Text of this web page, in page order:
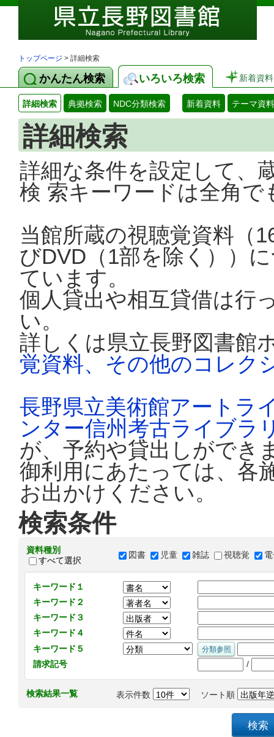
トップページ > 詳細検索
かんたん検索 いろいろ検索 新着資料
詳細検索 典拠検索 NDC分類検索 新着資料 テーマ資料
詳細検索
詳細な条件を設定して、
検 索キーワードは全角
当館所蔵の視聴覚資料（
びDVD（1部を除く））
ています。
個人貸出や相互貸借は行
い。
詳しくは県立長野図書館
覚資料、その他のコレク
長野県立美術館アートラ
ンター信州考古ライブラ
が、予約や貸出しができ
御利用にあたっては、各
お出かけください。
検索条件
資料種別
すべて選択
図書 児童 雑誌 視聴覚
キーワード１
キーワード２
キーワード３
キーワード４
キーワード５
請求記号
/
検索結果一覧 表示件数 ソート順